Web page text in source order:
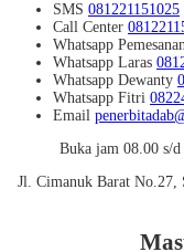
SMS 081221151025
Call Center
Whatsapp
Whatsapp Laras
Whatsapp Dewanty
Whatsapp Fitri
Email
Buka jam 08.00 s/
Jl. Cimanuk Barat No.27,